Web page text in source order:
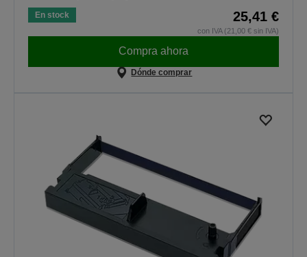
En stock 25,41 €
con IVA (21,00 € sin IVA)
Compra ahora
Dónde comprar